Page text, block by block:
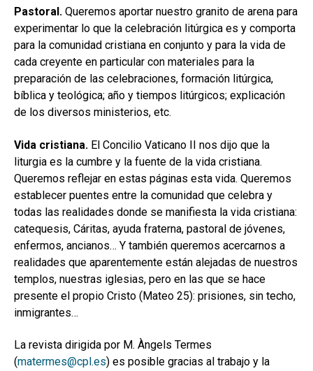
Pastoral. Queremos aportar nuestro granito de arena para
experimentar lo que la celebración litúrgica es y comporta
para la comunidad cristiana en conjunto y para la vida de
cada creyente en particular con materiales para la
preparación de las celebraciones, formación litúrgica,
bíblica y teológica; año y tiempos litúrgicos; explicación
de los diversos ministerios, etc.
Vida cristiana. El Concilio Vaticano II nos dijo que la
liturgia es la cumbre y la fuente de la vida cristiana.
Queremos reflejar en estas páginas esta vida. Queremos
establecer puentes entre la comunidad que celebra y
todas las realidades donde se manifiesta la vida cristiana:
catequesis, Cáritas, ayuda fraterna, pastoral de jóvenes,
enfermos, ancianos… Y también queremos acercarnos a
realidades que aparentemente están alejadas de nuestros
templos, nuestras iglesias, pero en las que se hace
presente el propio Cristo (Mateo 25): prisiones, sin techo,
inmigrantes…
La revista dirigida por M. Àngels Termes
(matermes@cpl.es) es posible gracias al trabajo y la